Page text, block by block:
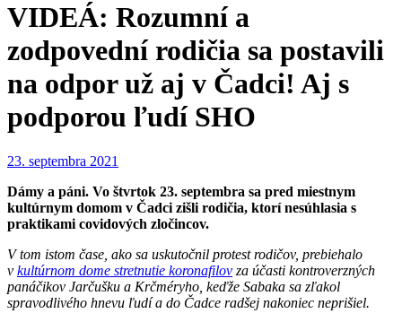
VIDEÁ: Rozumní a
zodpovední rodičia sa postavili
na odpor už aj v Čadci! Aj s
podporou ľudí SHO
23. septembra 2021
Dámy a páni. Vo štvrtok 23. septembra sa pred miestnym
kultúrnym domom v Čadci zišli rodičia, ktorí nesúhlasia s
praktikami covidových zločincov.
V tom istom čase, ako sa uskutočnil protest rodičov, prebiehalo
v kultúrnom dome stretnutie koronafilov za účasti kontroverzných
panáčikov Jarčušku a Krčméryho, keďže Sabaka sa zľakol
spravodlivého hnevu ľudí a do Čadce radšej nakoniec neprišiel.